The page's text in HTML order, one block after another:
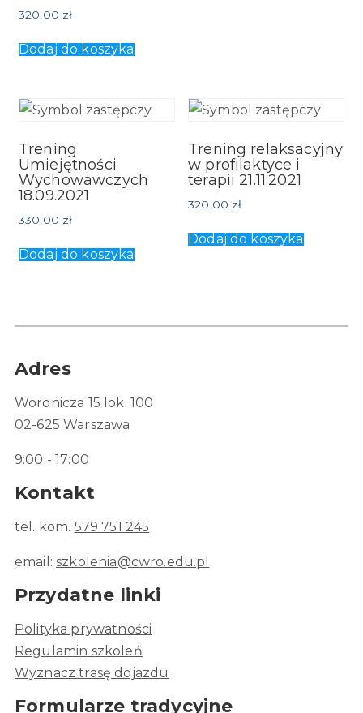
320,00 zł
Dodaj do koszyka
Trening
Umiejętności
Wychowawczych
18.09.2021
330,00 zł
Dodaj do koszyka
Trening relaksacyjny
w profilaktyce i
terapii 21.11.2021
320,00 zł
Dodaj do koszyka
Adres
Woronicza 15 lok. 100
02-625 Warszawa
9:00 - 17:00
Kontakt
tel. kom. 579 751 245
email:szkolenia@cwro.edu.pl
Przydatne linki
Polityka prywatności
Regulamin szkoleń
Wyznacz trasę dojazdu
Formularze tradycyjne